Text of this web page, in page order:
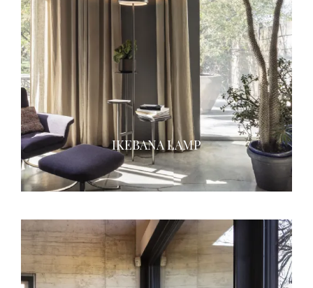
IKEBANA LAMP